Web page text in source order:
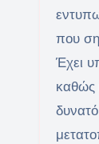
που
Έχει
καθώς